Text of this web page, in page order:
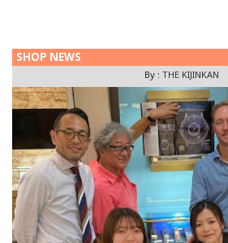
SUCHY & SÖHNE】から、CEO：
SHOP NEWS
By : THE KIJINKAN